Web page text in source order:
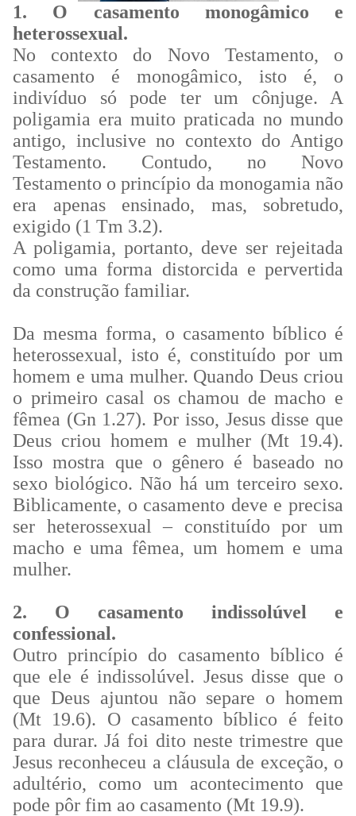
1. O casamento monogâmico e
heterossexual.
No contexto do Novo Testamento, o
casamento é monogâmico, isto é, o
indivíduo só pode ter um cônjuge. A
poligamia era muito praticada no mundo
antigo, inclusive no contexto do Antigo
Testamento. Contudo, no Novo
Testamento o princípio da monogamia não
era apenas ensinado, mas, sobretudo,
exigido (1 Tm 3.2).
A poligamia, portanto, deve ser rejeitada
como uma forma distorcida e pervertida
da construção familiar.
Da mesma forma, o casamento bíblico é
heterossexual, isto é, constituído por um
homem e uma mulher. Quando Deus criou
o primeiro casal os chamou de macho e
fêmea (Gn 1.27). Por isso, Jesus disse que
Deus criou homem e mulher (Mt 19.4).
Isso mostra que o gênero é baseado no
sexo biológico. Não há um terceiro sexo.
Biblicamente, o casamento deve e precisa
ser heterossexual – constituído por um
macho e uma fêmea, um homem e uma
mulher.
2. O casamento indissolúvel e
confessional.
Outro princípio do casamento bíblico é
que ele é indissolúvel. Jesus disse que o
que Deus ajuntou não separe o homem
(Mt 19.6). O casamento bíblico é feito
para durar. Já foi dito neste trimestre que
Jesus reconheceu a cláusula de exceção, o
adultério, como um acontecimento que
pode pôr fim ao casamento (Mt 19.9).